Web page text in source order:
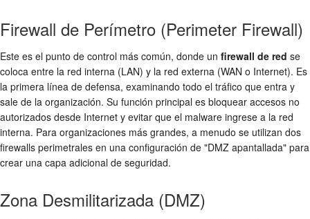
Firewall de Perímetro (Perimeter Firewall)
Este es el punto de control más común, donde un firewall de red se
coloca entre la red interna (LAN) y la red externa (WAN o Internet). Es
la primera línea de defensa, examinando todo el tráfico que entra y
sale de la organización. Su función principal es bloquear accesos no
autorizados desde Internet y evitar que el malware ingrese a la red
interna. Para organizaciones más grandes, a menudo se utilizan dos
firewalls perimetrales en una configuración de "DMZ apantallada" para
crear una capa adicional de seguridad.
Zona Desmilitarizada (DMZ)